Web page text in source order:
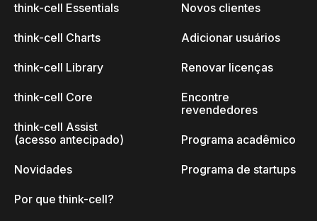
think-cell Essentials
think-cell Charts
think-cell Library
think-cell Core
think-cell Assist
(acesso antecipado)
Novidades
Por que think-cell?
Novos clientes
Adicionar usuários
Renovar licenças
Encontre
revendedores
Programa acadêmico
Programa de startups